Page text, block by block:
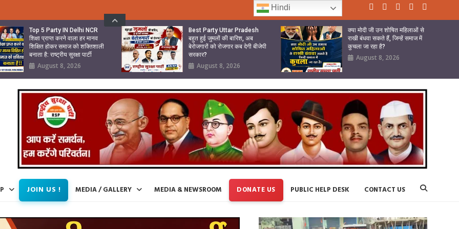
Top 5 Party IN Delhi NCR
शिक्षा प्राप्त करने वाला हर मानव
शिक्षित होकर समाज को शक्तिशाली
बनाता है: राष्ट्रीय सुरक्षा पार्टी
August 8, 2026
Best Party Uttar Pradesh
बहुत हुई जुमलों की बारिश, अब
बेरोजगारों को रोजगार कब देगी बीजेपी
सरकार?
August 8, 2026
क्या मोदी जी उन शोषित महिलाओं से
राखी बंधवा सकते हैं, जिन्हें समाज में
कुचला जा रहा है?
August 8, 2026
JOIN US ! MEDIA / GALLERY MEDIA & NEWSROOM DONATE US PUBLIC HELP DESK CONTACT US
Video
Hindi